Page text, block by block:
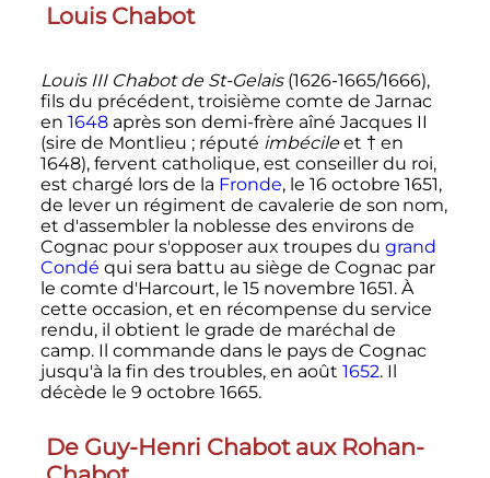
Louis Chabot
Louis III Chabot de St-Gelais(1626-1665/1666),
fils du précédent, troisième comte de Jarnac
en 1648après son demi-frère aîné Jacques II
(sire de Montlieu ; réputé imbécileet † en
1648), fervent catholique, est conseiller du roi,
est chargé lors de la Fronde, le 16 octobre 1651,
de lever un régiment de cavalerie de son nom,
et d'assembler la noblesse des environs de
Cognac pour s'opposer aux troupes du grand
Condé qui sera battu au siège de Cognac par
le comte d'Harcourt, le 15 novembre 1651. À
cette occasion, et en récompense du service
rendu, il obtient le grade de maréchal de
camp. Il commande dans le pays de Cognac
jusqu'à la fin des troubles, en août 1652. Il
décède le 9 octobre 1665.
De Guy-Henri Chabot aux Rohan-